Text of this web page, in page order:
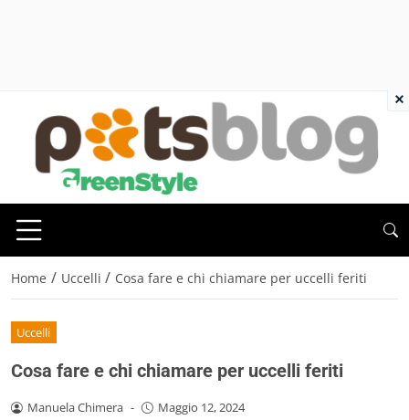
Home / Uccelli / Cosa fare e chi chiamare per uccelli feriti
Uccelli
Cosa fare e chi chiamare per uccelli feriti
Manuela Chimera - Maggio 12, 2024
×